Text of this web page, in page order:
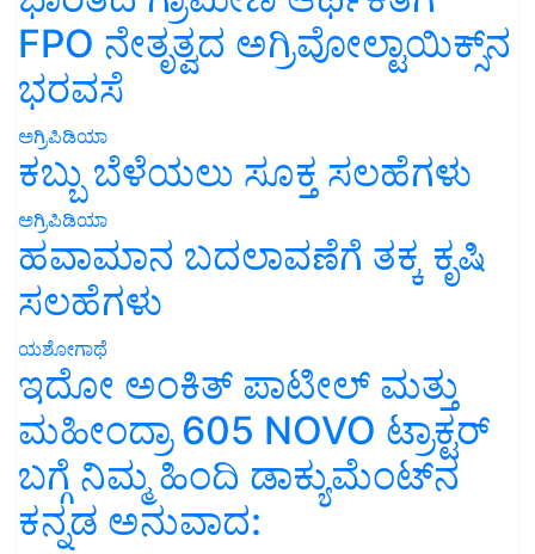
FPO ನೇತೃತ್ವದ ಅಗ್ರಿವೋಲ್ಟಾಯಿಕ್ಸ್‌ನ
ಭರವಸೆ
ಅಗ್ರಿಪಿಡಿಯಾ
ಕಬ್ಬು ಬೆಳೆಯಲು ಸೂಕ್ತ ಸಲಹೆಗಳು
ಅಗ್ರಿಪಿಡಿಯಾ
ಹವಾಮಾನ ಬದಲಾವಣೆಗೆ ತಕ್ಕ ಕೃಷಿ
ಸಲಹೆಗಳು
ಯಶೋಗಾಥೆ
ಇದೋ ಅಂಕಿತ್ ಪಾಟೀಲ್ ಮತ್ತು
ಮಹೀಂದ್ರಾ 605 NOVO ಟ್ರಾಕ್ಟರ್
ಬಗ್ಗೆ ನಿಮ್ಮ ಹಿಂದಿ ಡಾಕ್ಯುಮೆಂಟ್‌ನ
ಕನ್ನಡ ಅನುವಾದ: